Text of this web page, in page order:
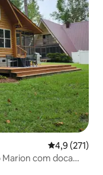
4,9 de uma
4,9 (271)
Marion com doca